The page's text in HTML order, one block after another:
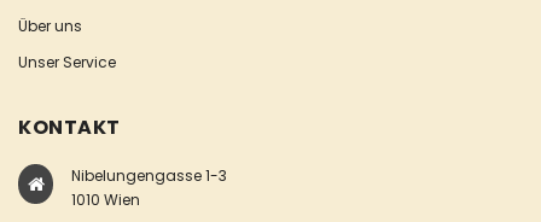
Über uns
Unser Service
KONTAKT
Nibelungengasse 1-3
1010 Wien